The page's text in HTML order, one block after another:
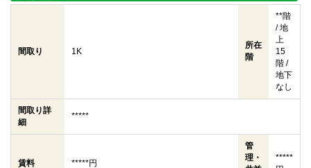
間取り 1K
所在
階
**階
/ 地
上
15
階 /
地下
なし
間取り詳
細
*****
賃料 *****円
管
理・
*****